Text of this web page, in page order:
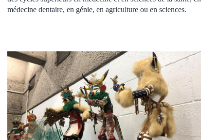
médecine dentaire, en génie, en agriculture ou en sciences.